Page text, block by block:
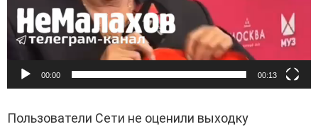
00:00 00:13
Пользователи Сети не оценили выходку